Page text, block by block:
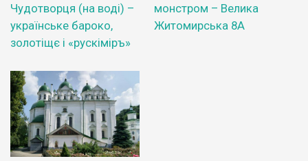
Чудотворця (на воді) –
українське бароко,
золотіщє і «рускіміръ»
монстром – Велика
Житомирська 8А